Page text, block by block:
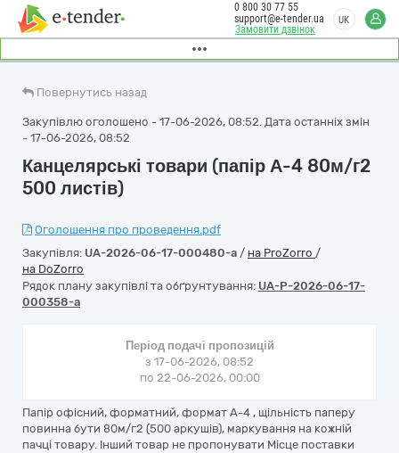
Замовити дзвінок
0 800 30 77 55
support@e-tender.ua
UK
Повернутись назад
Закупівлю оголошено - 17-06-2026, 08:52. Дата останніх змін
- 17-06-2026, 08:52
Канцелярські товари (папір А-4 80м/г2
500 листів)
Оголошення про проведення.pdf
Закупівля: UA-2026-06-17-000480-a / на ProZorro /
на DoZorro
Рядок плану закупівлі та обґрунтування: UA-P-2026-06-17-
000358-a
Період подачі пропозицій
з 17-06-2026, 08:52
по 22-06-2026, 00:00
Папір офісний, форматний, формат А-4 , щільність паперу
повинна бути 80м/г2 (500 аркушів), маркування на кожній
пачці товару. Інший товар не пропонувати Місце поставки